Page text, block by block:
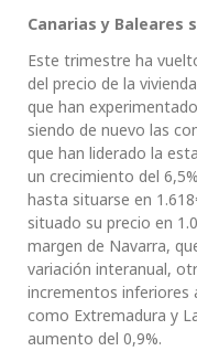
Canarias y Baleares
Este trimestre ha
del precio de la
que han
siendo de nuevo las
que han liderado la
un crecimiento del
hasta situarse en
situado su precio en
margen de Navarra,
variación interanual,
incrementos inferiores
como Extremadura y
aumento del 0,9%.